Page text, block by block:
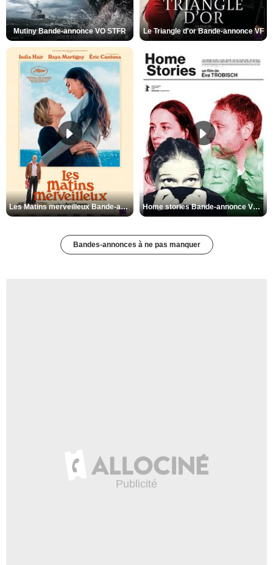
Mutiny Bande-annonce VO STFR Le Triangle d'or Bande-annonce VF
Les Matins merveilleux Bande-annonce VF Home stories Bande-annonce VO STFR
Bandes-annonces à ne pas manquer